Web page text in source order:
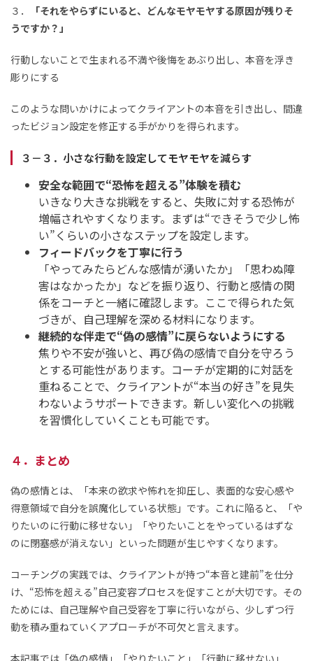
３．
「それをやらずにいると、どんなモヤモヤする原因が残りそ
うですか？」
行動しないことで生まれる不満や後悔をあぶり出し、本音を浮き
彫りにする
このような問いかけによってクライアントの本音を引き出し、間違
ったビジョン設定を修正する手がかりを得られます。
３－３．小さな行動を設定してモヤモヤを減らす
安全な範囲で“恐怖を超える”体験を積む
いきなり大きな挑戦をすると、失敗に対する恐怖が
増幅されやすくなります。まずは“できそうで少し怖
い”くらいの小さなステップを設定します。
フィードバックを丁寧に行う
「やってみたらどんな感情が湧いたか」「思わぬ障
害はなかったか」などを振り返り、行動と感情の関
係をコーチと一緒に確認します。ここで得られた気
づきが、自己理解を深める材料になります。
継続的な伴走で“偽の感情”に戻らないようにする
焦りや不安が強いと、再び偽の感情で自分を守ろう
とする可能性があります。コーチが定期的に対話を
重ねることで、クライアントが“本当の好き”を見失
わないようサポートできます。新しい変化への挑戦
を習慣化していくことも可能です。
４．まとめ
偽の感情とは、「本来の欲求や怖れを抑圧し、表面的な安心感や
得意領域で自分を誤魔化している状態」です。これに陥ると、「や
りたいのに行動に移せない」「やりたいことをやっているはずな
のに閉塞感が消えない」といった問題が生じやすくなります。
コーチングの実践では、クライアントが持つ“本音と建前”を仕分
け、“恐怖を超える”自己変容プロセスを促すことが大切です。その
ためには、自己理解や自己受容を丁寧に行いながら、少しずつ行
動を積み重ねていくアプローチが不可欠と言えます。